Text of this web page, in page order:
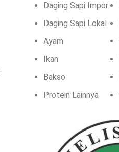
Daging Sapi Impor
Daging Sapi Lokal
Ayam
Ikan
Bakso
Protein Lainnya